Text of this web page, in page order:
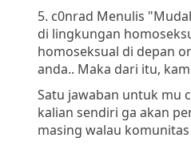
5. c0nrad Menulis
di lingkungan
homoseksual di depan
anda.. Maka dari itu,
Satu jawaban untuk mu
kalian sendiri ga akan
masing walau